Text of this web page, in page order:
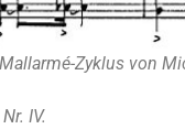
Zyklus von
IV.